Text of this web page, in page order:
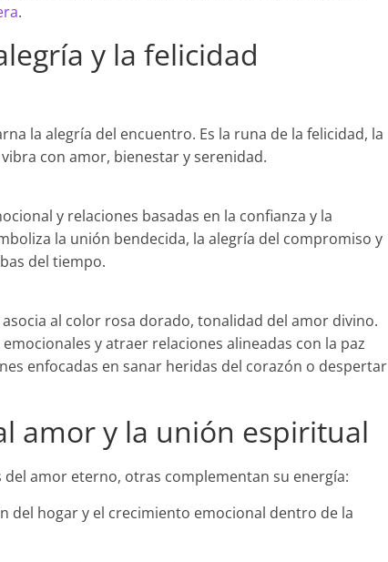
.
y la felicidad
la alegría del encuentro. Es la runa de la felicidad, la
con amor, bienestar y serenidad.
y relaciones basadas en la confianza y la
la unión bendecida, la alegría del compromiso y
del tiempo.
al color rosa dorado, tonalidad del amor divino.
y atraer relaciones alineadas con la paz
enfocadas en sanar heridas del corazón o despertar
amor y la unión espiritual
amor eterno, otras complementan su energía:
del hogar y el crecimiento emocional dentro de la